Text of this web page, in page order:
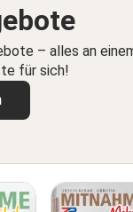
– alles an
für sich!